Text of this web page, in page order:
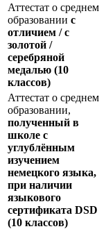
Аттестат о среднем
образовании с
отличием / с
золотой /
серебряной
медалью (10
классов)
Аттестат о среднем
образовании,
полученный в
школе с
углублённым
изучением
немецкого языка,
при наличии
языкового
сертификата DSD
(10 классов)